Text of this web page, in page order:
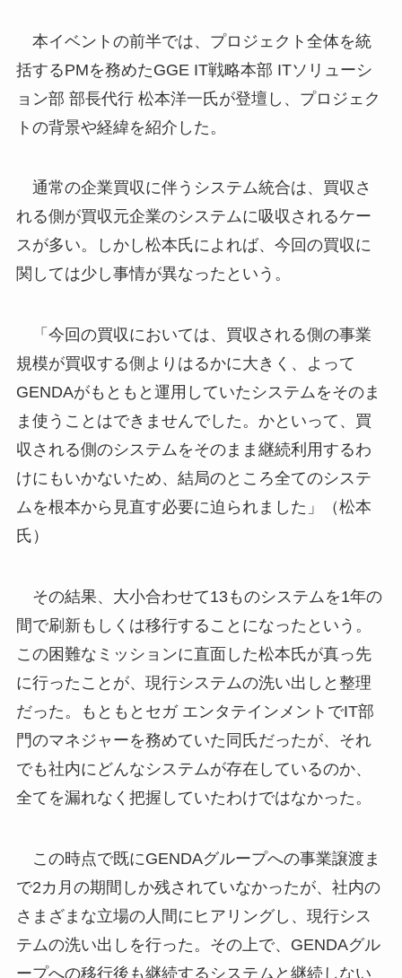
本イベントの前半では、プロジェクト全体を統
括するPMを務めたGGE IT戦略本部 ITソリューシ
ョン部 部長代行 松本洋一氏が登壇し、プロジェク
トの背景や経緯を紹介した。
通常の企業買収に伴うシステム統合は、買収さ
れる側が買収元企業のシステムに吸収されるケー
スが多い。しかし松本氏によれば、今回の買収に
関しては少し事情が異なったという。
「今回の買収においては、買収される側の事業
規模が買収する側よりはるかに大きく、よって
GENDAがもともと運用していたシステムをそのま
ま使うことはできませんでした。かといって、買
収される側のシステムをそのまま継続利用するわ
けにもいかないため、結局のところ全てのシステ
ムを根本から見直す必要に迫られました」（松本
氏）
その結果、大小合わせて13ものシステムを1年の
間で刷新もしくは移行することになったという。
この困難なミッションに直面した松本氏が真っ先
に行ったことが、現行システムの洗い出しと整理
だった。もともとセガ エンタテインメントでIT部
門のマネジャーを務めていた同氏だったが、それ
でも社内にどんなシステムが存在しているのか、
全てを漏れなく把握していたわけではなかった。
この時点で既にGENDAグループへの事業譲渡ま
で2カ月の期間しか残されていなかったが、社内の
さまざまな立場の人間にヒアリングし、現行シス
テムの洗い出しを行った。その上で、GENDAグル
ープへの移行後も継続するシステムと継続しない